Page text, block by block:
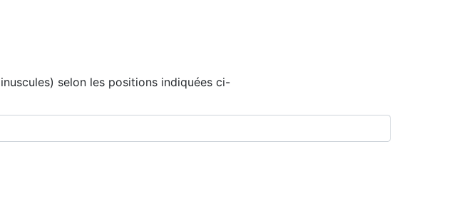
selon les positions indiquées ci-